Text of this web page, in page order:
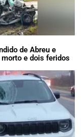
de Abreu e
e dois feridos